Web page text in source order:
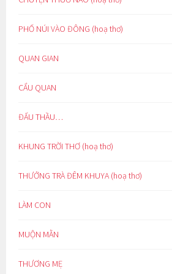
PHỐ NÚI VÀO ĐÔNG (hoạ thơ)
QUAN GIAN
CẨU QUAN
ĐẤU THẦU…
KHUNG TRỜI THƠ (hoạ thơ)
THƯỞNG TRÀ ĐÊM KHUYA (hoạ thơ)
LÀM CON
MUỘN MẰN
THƯƠNG MẸ